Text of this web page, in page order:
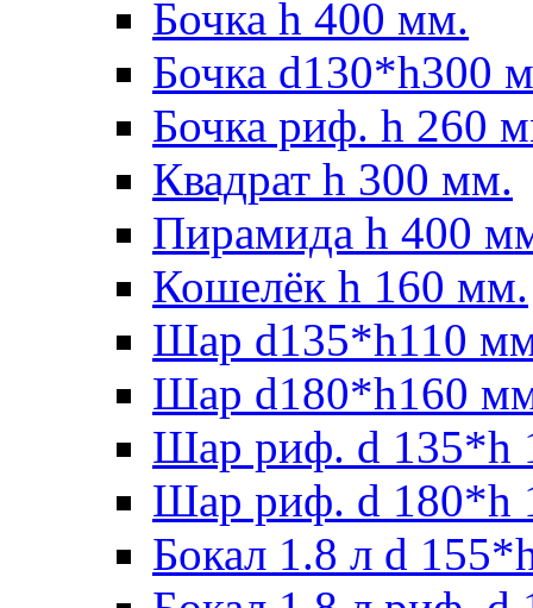
Бочка h 400 мм.
Бочка d130*h300
Бочка риф. h 260
Квадрат h 300 мм.
Пирамида h 400
Кошелёк h 160 мм.
Шар d135*h110
Шар d180*h160
Шар риф. d 135*h
Шар риф. d 180*h
Бокал 1.8 л d